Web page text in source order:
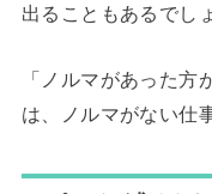
出ることもあるでし
「ノルマがあった
は、ノルマがない仕